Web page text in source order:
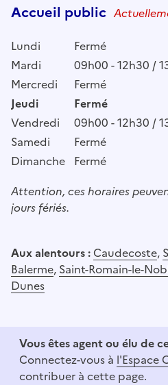
Accueil public
Lundi
Fermé
Mardi
09h00 - 12h30 /
Mercredi
Fermé
Jeudi
Fermé
Vendredi
09h00 - 12h30 /
Samedi
Fermé
Dimanche Fermé
Attention, ces horaires
jours fériés.
Aux alentours : Caudecoste,
Balerme, Saint-Romain-le-
Dunes
Vous êtes agent ou élu de
Connectez-vous à l'Espace
contribuer à cette page.